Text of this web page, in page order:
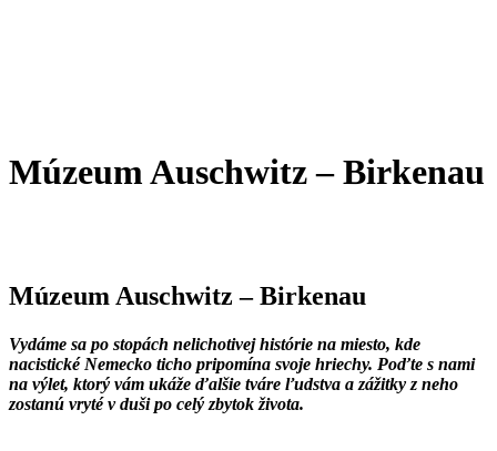
Múzeum Auschwitz – Birkenau
Múzeum Auschwitz – Birkenau
Vydáme sa po stopách nelichotivej histórie na miesto, kde
nacistické Nemecko ticho pripomína svoje hriechy. Poďte s nami
na výlet, ktorý vám ukáže ďalšie tváre ľudstva a zážitky z neho
zostanú vryté v duši po celý zbytok života.